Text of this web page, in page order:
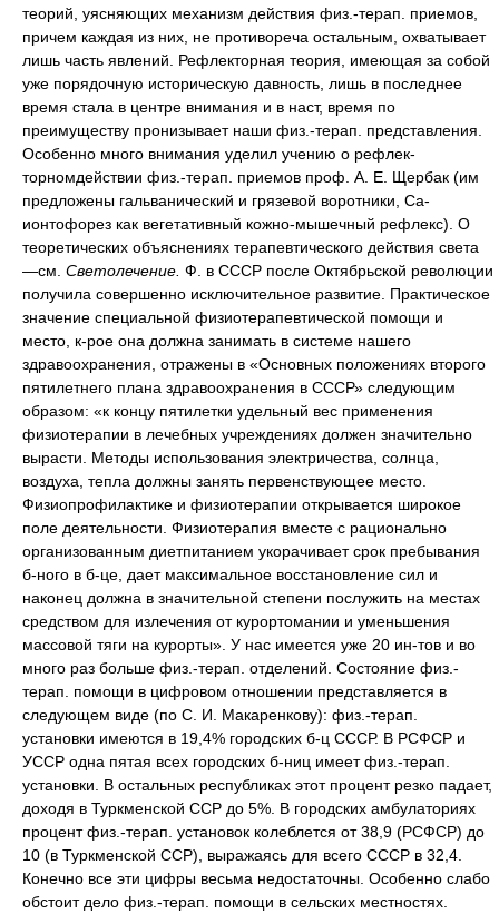
теорий, уясняющих механизм действия физ.-терап. приемов,
причем каждая из них, не противореча остальным, охватывает
лишь часть явлений. Рефлекторная теория, имеющая за собой
уже порядочную историческую давность, лишь в последнее
время стала в центре внимания и в наст, время по
преимуществу пронизывает наши физ.-терап. представления.
Особенно много внимания уделил учению о рефлек-
торномдействии физ.-терап. приемов проф. А. Е. Щербак (им
предложены гальванический и грязевой воротники, Са-
ионтофорез как вегетативный кожно-мышечный рефлекс). О
теоретических объяснениях терапевтического действия света
—см. Светолечение. Ф. в СССР после Октябрьской революции
получила совершенно исключительное развитие. Практическое
значение специальной физиотерапевтической помощи и
место, к-рое она должна занимать в системе нашего
здравоохранения, отражены в «Основных положениях второго
пятилетнего плана здравоохранения в СССР» следующим
образом: «к концу пятилетки удельный вес применения
физиотерапии в лечебных учреждениях должен значительно
вырасти. Методы использования электричества, солнца,
воздуха, тепла должны занять первенствующее место.
Физиопрофилактике и физиотерапии открывается широкое
поле деятельности. Физиотерапия вместе с рационально
организованным диетпитанием укорачивает срок пребывания
б-ного в б-це, дает максимальное восстановление сил и
наконец должна в значительной степени послужить на местах
средством для излечения от курортомании и уменьшения
массовой тяги на курорты». У нас имеется уже 20 ин-тов и во
много раз больше физ.-терап. отделений. Состояние физ.-
терап. помощи в цифровом отношении представляется в
следующем виде (по С. И. Макаренкову): физ.-терап.
установки имеются в 19,4% городских б-ц СССР. В РСФСР и
УССР одна пятая всех городских б-ниц имеет физ.-терап.
установки. В остальных республиках этот процент резко падает,
доходя в Туркменской ССР до 5%. В городских амбулаториях
процент физ.-терап. установок колеблется от 38,9 (РСФСР) до
10 (в Туркменской ССР), выражаясь для всего СССР в 32,4.
Конечно все эти цифры весьма недостаточны. Особенно слабо
обстоит дело физ.-терап. помощи в сельских местностях.